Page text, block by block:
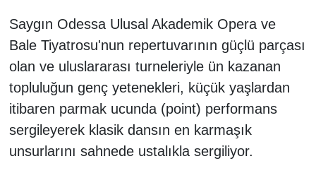
Saygın Odessa Ulusal Akademik Opera ve
Bale Tiyatrosu'nun repertuvarının güçlü parçası
olan ve uluslararası turneleriyle ün kazanan
topluluğun genç yetenekleri, küçük yaşlardan
itibaren parmak ucunda (point) performans
sergileyerek klasik dansın en karmaşık
unsurlarını sahnede ustalıkla sergiliyor.